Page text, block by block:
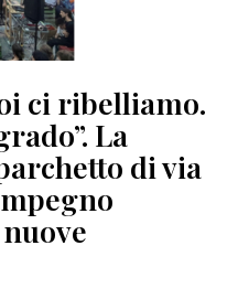
ci ribelliamo.
La
di via